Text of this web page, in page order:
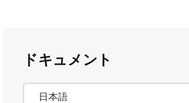
ドキュメント